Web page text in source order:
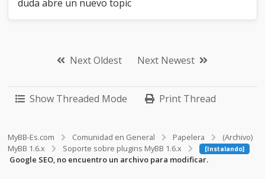
duda abre un nuevo topic
Next Oldest Next Newest
Show Threaded Mode Print Thread
MyBB-Es.com Comunidad en General Papelera
(Archivo)
MyBB 1.6.x
Soporte sobre plugins MyBB 1.6.x [Instalando]
Google SEO, no encuentro un archivo para modificar.